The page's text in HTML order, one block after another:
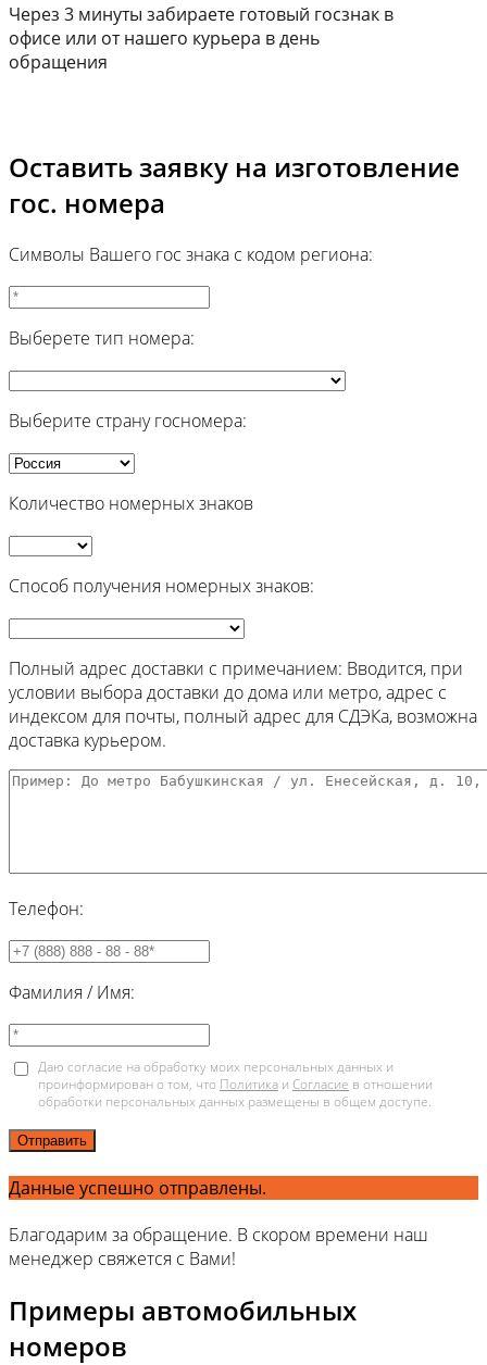
Через 3 минуты забираете готовый госзнак в
офисе или от нашего курьера в день
обращения
Оставить заявку на изготовление
гос. номера
Символы Вашего гос знака с кодом региона:
Выберете тип номера:
Выберите страну госномера:
Количество номерных знаков
Способ получения номерных знаков:
Полный адрес доставки с примечанием: Вводится, при
условии выбора доставки до дома или метро, адрес с
индексом для почты, полный адрес для СДЭКа, возможна
доставка курьером.
Телефон:
Фамилия / Имя:
Даю согласие на обработку моих персональных данных и
проинформирован о том, что Политика и Согласие в отношении
обработки персональных данных размещены в общем доступе.
Отправить
Данные успешно отправлены.
Благодарим за обращение. В скором времени наш
менеджер свяжется с Вами!
Примеры автомобильных
номеров